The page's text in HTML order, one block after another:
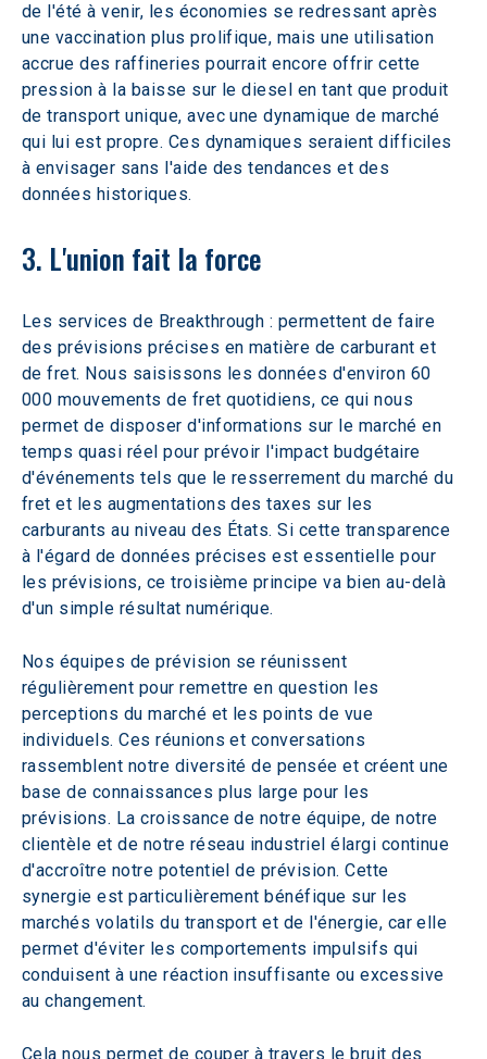
de l'été à venir, les économies se redressant après
une vaccination plus prolifique, mais une utilisation
accrue des raffineries pourrait encore offrir cette
pression à la baisse sur le diesel en tant que produit
de transport unique, avec une dynamique de marché
qui lui est propre. Ces dynamiques seraient difficiles
à envisager sans l'aide des tendances et des
données historiques.
3. L'union fait la force
Les services de Breakthrough : permettent de faire
des prévisions précises en matière de carburant et
de fret. Nous saisissons les données d'environ 60
000 mouvements de fret quotidiens, ce qui nous
permet de disposer d'informations sur le marché en
temps quasi réel pour prévoir l'impact budgétaire
d'événements tels que le resserrement du marché du
fret et les augmentations des taxes sur les
carburants au niveau des États. Si cette transparence
à l'égard de données précises est essentielle pour
les prévisions, ce troisième principe va bien au-delà
d'un simple résultat numérique.
Nos équipes de prévision se réunissent
régulièrement pour remettre en question les
perceptions du marché et les points de vue
individuels. Ces réunions et conversations
rassemblent notre diversité de pensée et créent une
base de connaissances plus large pour les
prévisions. La croissance de notre équipe, de notre
clientèle et de notre réseau industriel élargi continue
d'accroître notre potentiel de prévision. Cette
synergie est particulièrement bénéfique sur les
marchés volatils du transport et de l'énergie, car elle
permet d'éviter les comportements impulsifs qui
conduisent à une réaction insuffisante ou excessive
au changement.
Cela nous permet de couper à travers le bruit des